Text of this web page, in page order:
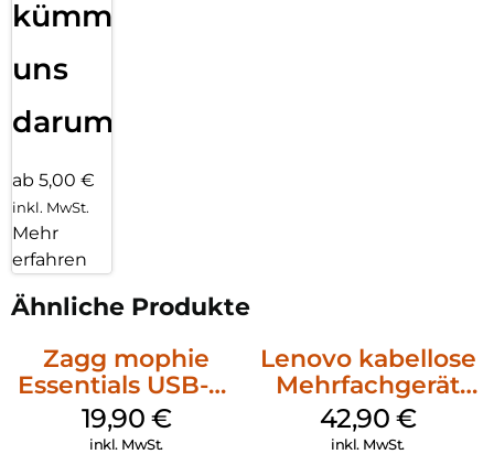
kümmern
uns
darum!
ab 5,00 €
inkl. MwSt.
Mehr
erfahren
Ähnliche Produkte
Zagg mophie
Essentials USB-C-
20W Charger PD
Weiß
19,90 €
inkl. MwSt.
Lenovo kabellose
Mehrfachgerät
Luna Grey
42,90 €
inkl. MwSt.